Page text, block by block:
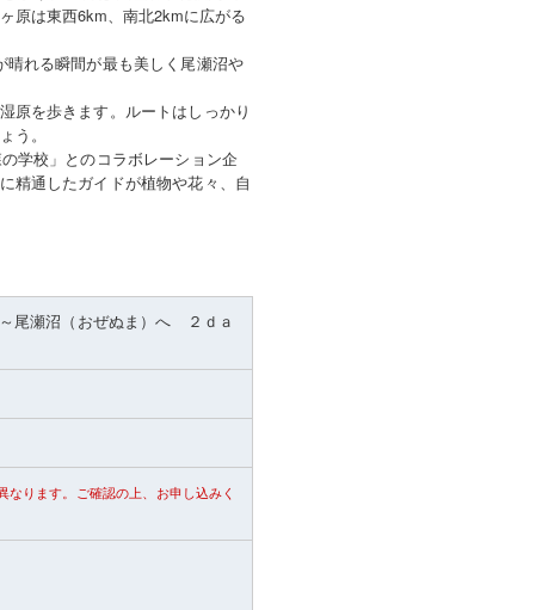
原は東西6km、南北2kmに広がる
れる瞬間が最も美しく尾瀬沼や
原を歩きます。ルートはしっかり
う。
学校」とのコラボレーション企
精通したガイドが植物や花々、自
尾瀬沼（おぜぬま）へ ２ｄａ
なります。ご確認の上、お申し込みく